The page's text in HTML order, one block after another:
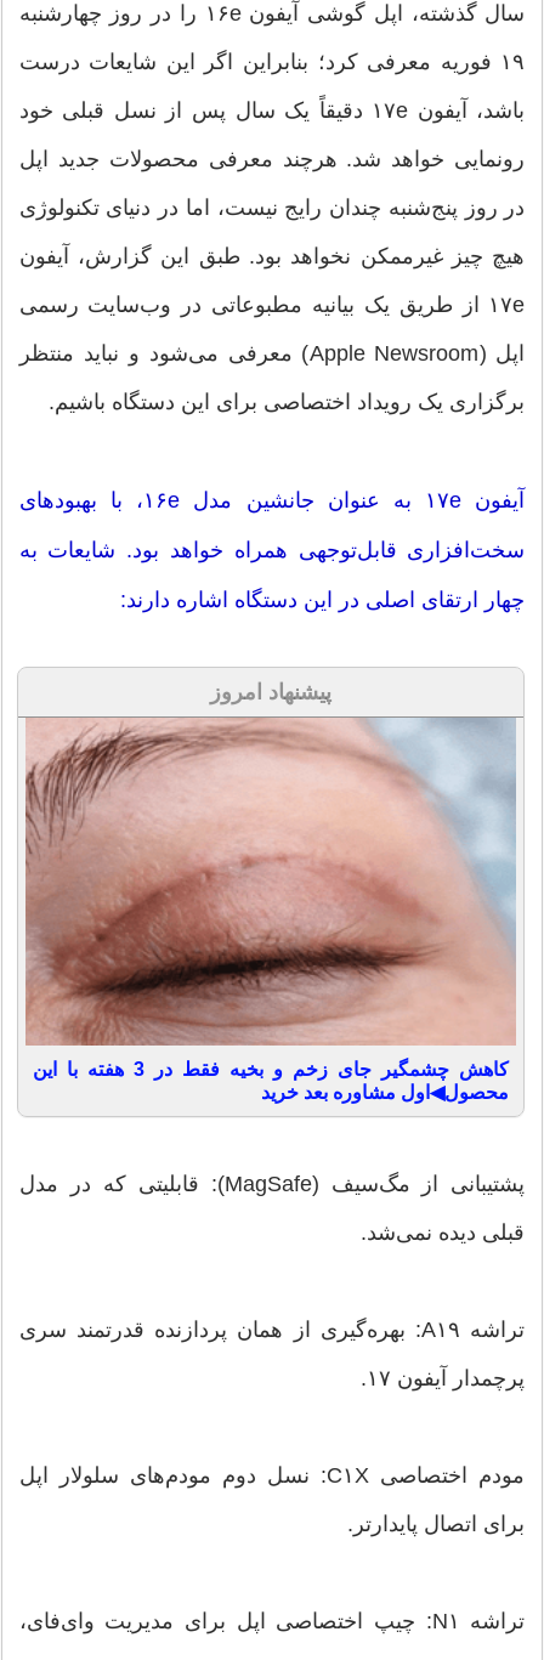
سال گذشته، اپل گوشی آیفون ۱۶e را در روز چهارشنبه
۱۹ فوریه معرفی کرد؛ بنابراین اگر این شایعات درست
باشد، آیفون ۱۷e دقیقاً یک سال پس از نسل قبلی خود
رونمایی خواهد شد. هرچند معرفی محصولات جدید اپل
در روز پنج‌شنبه چندان رایج نیست، اما در دنیای تکنولوژی
هیچ چیز غیرممکن نخواهد بود. طبق این گزارش، آیفون
۱۷e از طریق یک بیانیه مطبوعاتی در وب‌سایت رسمی
اپل (Apple Newsroom) معرفی می‌شود و نباید منتظر
برگزاری یک رویداد اختصاصی برای این دستگاه باشیم.
آیفون ۱۷e به عنوان جانشین مدل ۱۶e، با بهبودهای
سخت‌افزاری قابل‌توجهی همراه خواهد بود. شایعات به
چهار ارتقای اصلی در این دستگاه اشاره دارند:
پیشنهاد امروز
کاهش چشمگیر جای زخم و بخیه فقط در 3 هفته با این
محصول◀اول مشاوره بعد خرید
پشتیبانی از مگ‌سیف (MagSafe): قابلیتی که در مدل
قبلی دیده نمی‌شد.
تراشه A۱۹: بهره‌گیری از همان پردازنده قدرتمند سری
پرچمدار آیفون ۱۷.
مودم اختصاصی C۱X: نسل دوم مودم‌های سلولار اپل
برای اتصال پایدارتر.
تراشه N۱: چیپ اختصاصی اپل برای مدیریت وای‌فای،